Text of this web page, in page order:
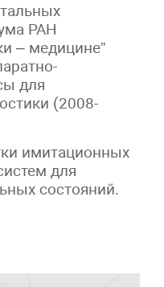
РАН
– медицине”
для
(2008-
имитационных
для
состояний.